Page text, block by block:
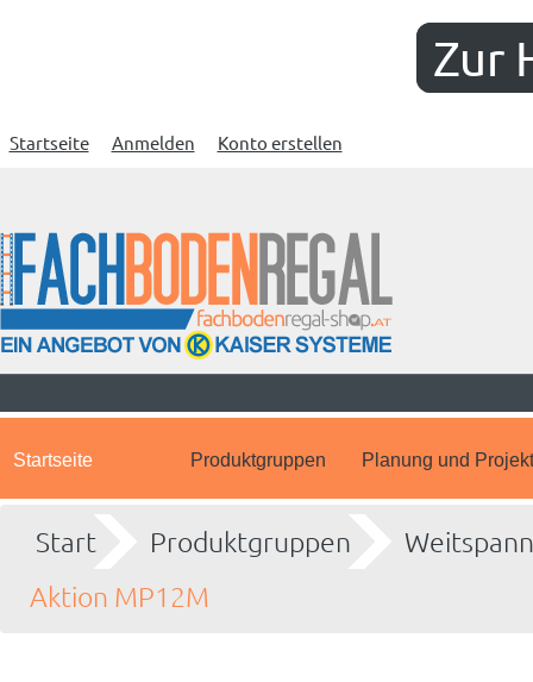
Zur
Startseite Anmelden Konto erstellen
Startseite Produktgruppen Planung und
Start Produktgruppen
Aktion MP12M